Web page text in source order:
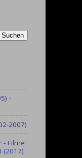
-
2007)
- Filme
(2017)